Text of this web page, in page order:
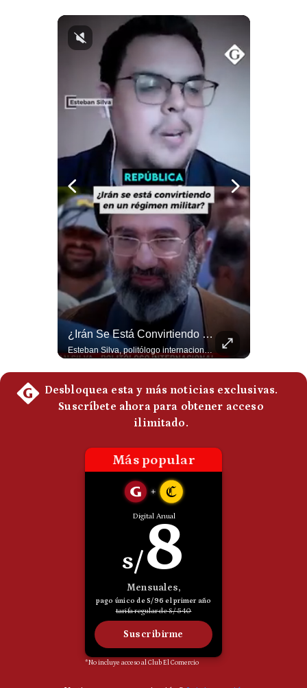
Condiciones
Preguntas
Frecuentes
¿Irán Se Está Convirtiendo En Un Régimen Militar? | #radar24